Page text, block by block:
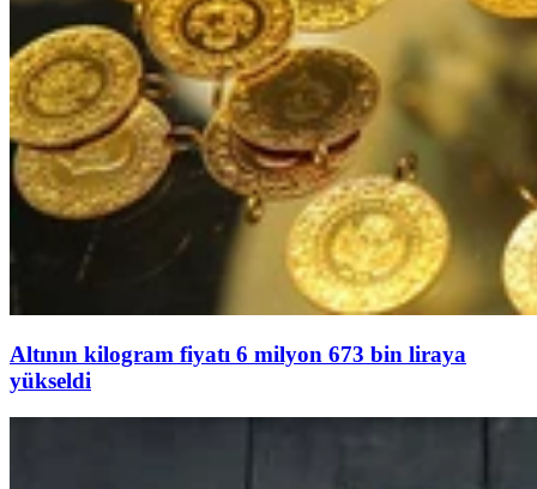
Altının kilogram fiyatı 6 milyon 673 bin liraya
yükseldi